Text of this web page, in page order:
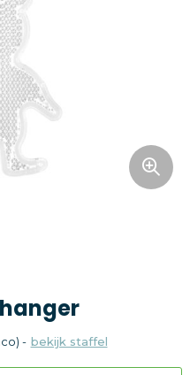
- bekijk staffel